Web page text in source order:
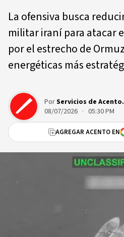
La ofensiva busca
militar iraní para atacar
por el estrecho de
energéticas más
PorServicios de
08/07/2026 · 05:30 PM
AGREGAR ACENTO EN